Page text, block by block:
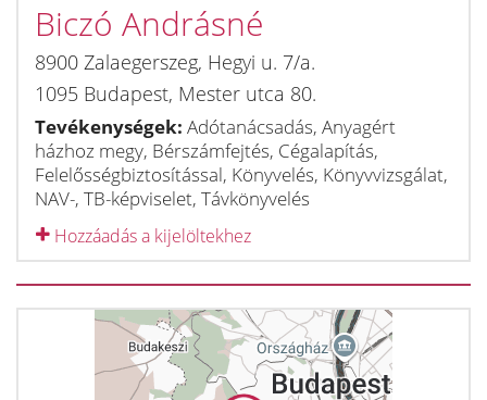
Biczó Andrásné
8900 Zalaegerszeg, Hegyi u. 7/a.
1095 Budapest, Mester utca 80.
Tevékenységek: Adótanácsadás, Anyagért
házhoz megy, Bérszámfejtés, Cégalapítás,
Felelősségbiztosítással, Könyvelés, Könyvvizsgálat,
NAV-, TB-képviselet, Távkönyvelés
Hozzáadás a kijelöltekhez